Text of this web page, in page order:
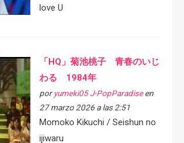
love U
「HQ」菊池桃子 青春のいじ
わる 1984年
por yumeki05 J-PopParadiseen
27 marzo 2026 a las 2:51
Momoko Kikuchi / Seishun no
ijiwaru